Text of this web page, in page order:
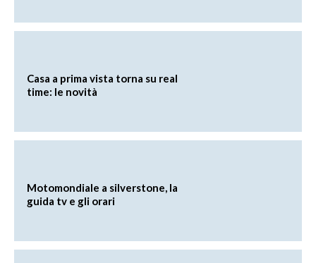
Casa a prima vista torna su real
time: le novità
Motomondiale a silverstone, la
guida tv e gli orari